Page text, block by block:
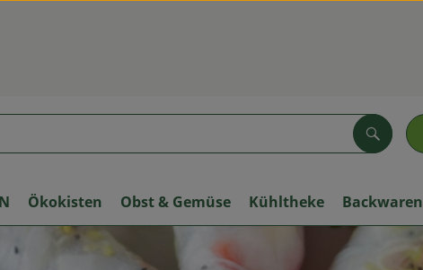
Suchen
Ökokisten Obst & Gemüse Kühltheke Backwaren